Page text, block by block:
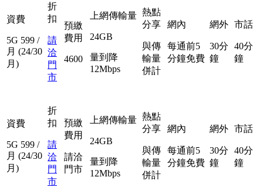
資費
5G 599 /
月 (24/30
月)
折
扣
請
洽
門
市
預繳
費用
4600
上網傳輸量
24GB
量到降
12Mbps
熱點
分享
與傳
輸量
併計
網內
每通前5
分鐘免費
網外
30分
鐘
市話
40分
鐘
資費
5G 599 /
月 (24/30
月)
折
扣
請
洽
門
市
預繳
費用
請洽
門市
上網傳輸量
24GB
量到降
12Mbps
熱點
分享
與傳
輸量
併計
網內
每通前5
分鐘免費
網外
30分
鐘
市話
40分
鐘